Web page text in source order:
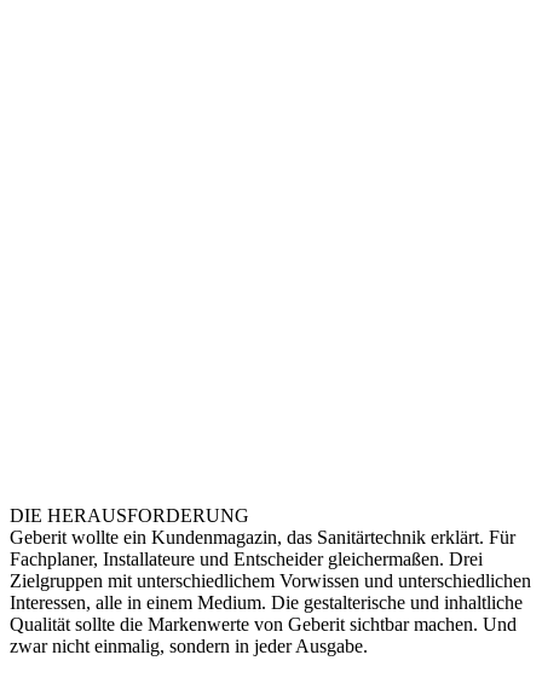
DIE HERAUSFORDERUNG
Geberit wollte ein Kundenmagazin, das Sanitärtechnik erklärt. Für
Fachplaner, Installateure und Entscheider gleichermaßen. Drei
Zielgruppen mit unterschiedlichem Vorwissen und unterschiedlichen
Interessen, alle in einem Medium. Die gestalterische und inhaltliche
Qualität sollte die Markenwerte von Geberit sichtbar machen. Und
zwar nicht einmalig, sondern in jeder Ausgabe.